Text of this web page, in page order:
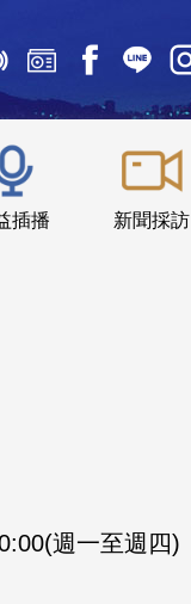
插播 新聞採訪
週一至週四)